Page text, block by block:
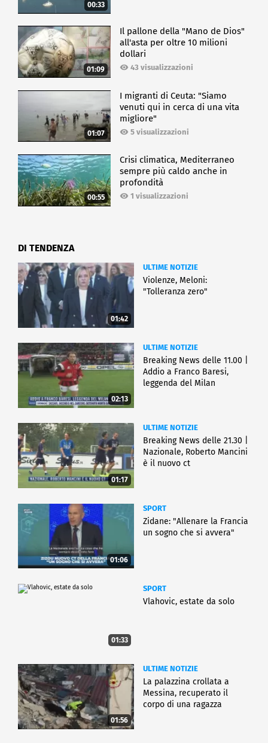
00:33
01:09
Il pallone della "Mano de Dios"
all'asta per oltre 10 milioni
dollari
43 visualizzazioni
01:07
I migranti di Ceuta: "Siamo
venuti qui in cerca di una vita
migliore"
5 visualizzazioni
00:55
Crisi climatica, Mediterraneo
sempre più caldo anche in
profondità
1 visualizzazioni
DI TENDENZA
01:42
ULTIME NOTIZIE
Violenze, Meloni:
"Tolleranza zero"
02:13
ULTIME NOTIZIE
Breaking News delle 11.00 |
Addio a Franco Baresi,
leggenda del Milan
01:17
ULTIME NOTIZIE
Breaking News delle 21.30 |
Nazionale, Roberto Mancini
è il nuovo ct
01:06
SPORT
Zidane: "Allenare la Francia
un sogno che si avvera"
01:33
SPORT
Vlahovic, estate da solo
01:56
ULTIME NOTIZIE
La palazzina crollata a
Messina, recuperato il
corpo di una ragazza